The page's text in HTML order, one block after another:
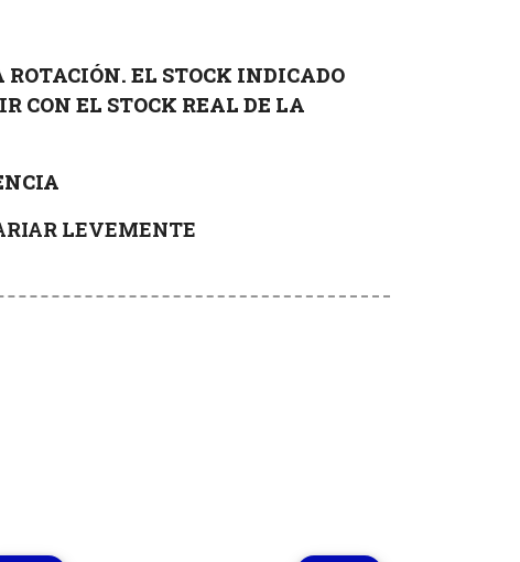
ROTACIÓN. EL STOCK INDICADO
CON EL STOCK REAL DE LA
LEVEMENTE